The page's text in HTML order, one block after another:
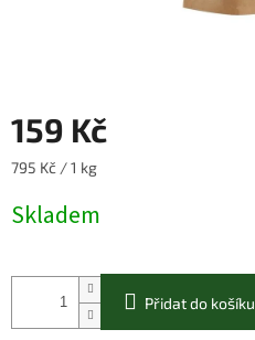
159 Kč
Měrná
795 Kč / 1 kg
Skladem
Přidat do košíku